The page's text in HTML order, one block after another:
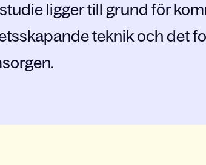
ligger till grund för
teknik och det